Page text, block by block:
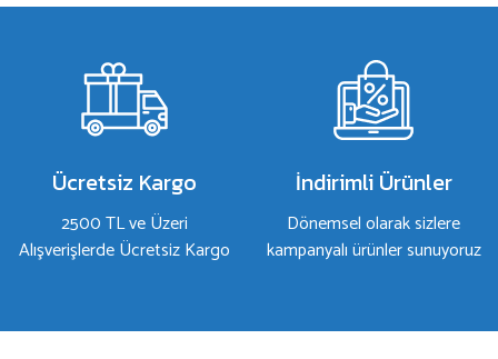
Ürün açıklamasında eksik bilgiler bulunuyor.
Ürün bilgilerinde hatalar bulunuyor.
Ürün fiyatı diğer sitelerden daha pahalı.
Bu ürüne benzer farklı alternatifler olmalı.
Ücretsiz Kargo
2500 TL ve Üzeri
Alışverişlerde Ücretsiz Kargo
İndirimli Ürünler
Dönemsel olarak sizlere
kampanyalı ürünler sunuyoruz